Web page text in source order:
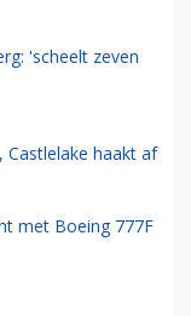
'scheelt zeven
haakt af
met Boeing 777F